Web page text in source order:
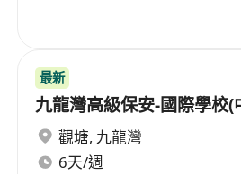
最新
九龍灣高級保安-國際學校(
觀塘, 九龍灣
6天/週